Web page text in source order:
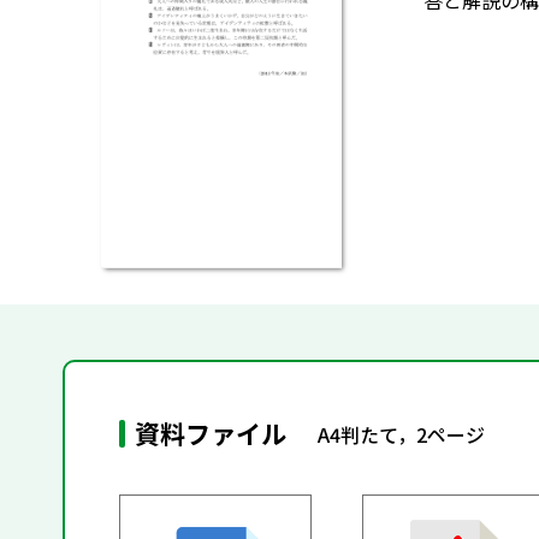
資料ファイル A4判たて，2ページ